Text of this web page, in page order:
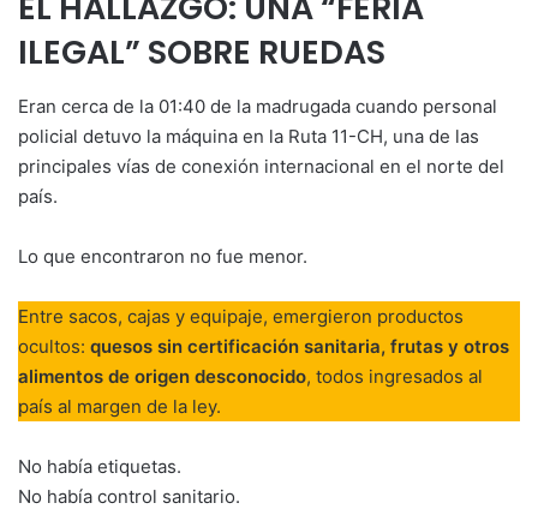
ILEGAL” SOBRE RUEDAS
Eran cerca de la 01:40 de la madrugada cuando personal
policial detuvo la máquina en la Ruta 11-CH, una de las
principales vías de conexión internacional en el norte del
país.
Lo que encontraron no fue menor.
Entre sacos, cajas y equipaje, emergieron productos
ocultos: quesos sin certificación sanitaria, frutas y otros
alimentos de origen desconocido, todos ingresados al
país al margen de la ley.
No había etiquetas.
No había control sanitario.